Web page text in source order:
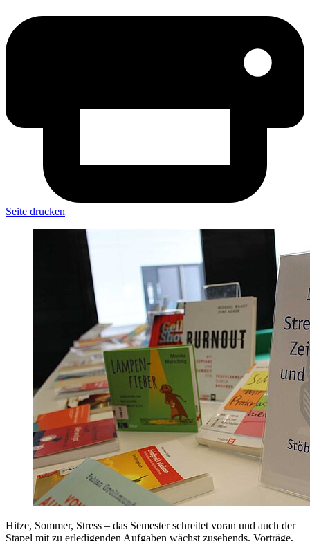
Seite drucken
Hitze, Sommer, Stress – das Semester schreitet voran und auch der
Stapel mit zu erledigenden Aufgaben wächst zusehends. Vorträge,